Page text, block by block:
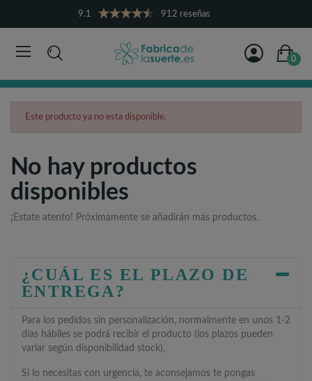
9.1 912 reseñas
0
Este producto ya no esta disponible.
No hay productos
disponibles
¡Estate atento! Próximamente se añadirán más productos.
¿CUÁL ES EL PLAZO DE
ENTREGA?
Para los pedidos sin personalización, normalmente en unos 1-2
días hábiles se podrá recibir el producto (los plazos pueden
variar según disponibilidad stock).
Si lo necesitas con urgencia, te aconsejamos te pongas